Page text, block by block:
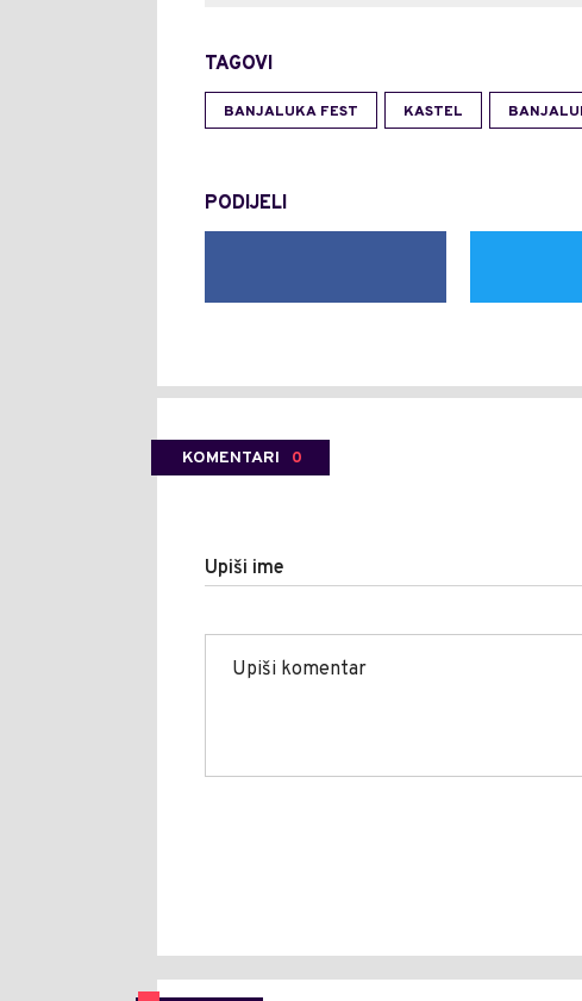
TAGOVI
BANJALUKA FEST KASTEL
PODIJELI
KOMENTARI 0
Upiši ime